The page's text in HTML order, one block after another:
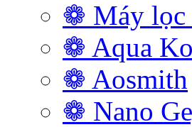
❁ Máy lọc
❁ Aqua
❁ Aosmith
❁ Nano